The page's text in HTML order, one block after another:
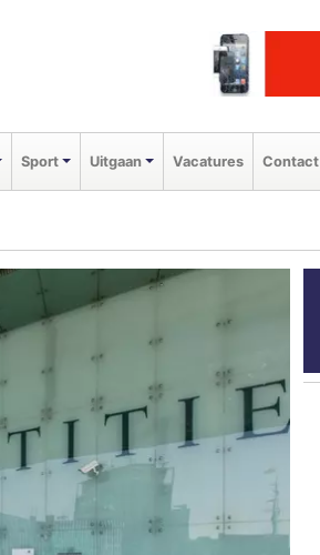
Sport Uitgaan Vacatures Contact